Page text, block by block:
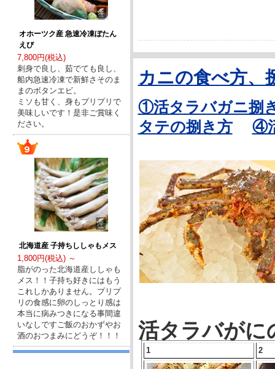
オホーツク産 急速冷凍ぼたん
えび
7,800円(税込)
刺身で良し、茹でても良し、
船内急速冷凍で新鮮さそのま
まのボタンエビ。
ミソも甘く、身もプリプリで
美味しいです！是非ご賞味く
ださい。
北海道産 子持ちししゃもメス
1,800円(税込) ～
脂がのった北海道産ししゃも
メス！！子持ち好きにはもう
これしかありません。プリプ
リの食感に卵のしっとり感は
本当に病みつきになる事間違
いなしですご飯のおかずやお
酒のおつまみにどうぞ！！！
カニの食べ方、
①活タラバガニ捌
タテの捌き方
④
活タラバがに
1 2